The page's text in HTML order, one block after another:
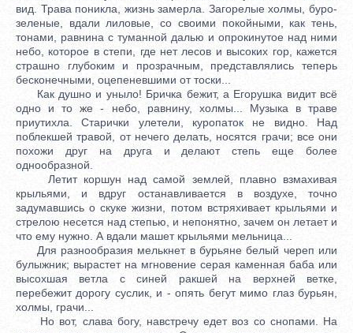
вид. Трава поникла, жизнь замерла. Загорелые холмы, буро-
зеленые, вдали лиловые, со своими покойными, как тень,
тонами, равнина с туманной далью и опрокинутое над ними
небо, которое в степи, где нет лесов и высоких гор, кажется
страшно глубоким и прозрачным, представлялись теперь
бесконечными, оцепеневшими от тоски...
Как душно и уныло! Бричка бежит, а Егорушка видит всё
одно и то же - небо, равнину, холмы... Музыка в траве
приутихла. Старички улетели, куропаток не видно. Над
поблекшей травой, от нечего делать, носятся грачи; все они
похожи друг на друга и делают степь еще более
однообразной.
Летит коршун над самой землей, плавно взмахивая
крыльями, и вдруг останавливается в воздухе, точно
задумавшись о скуке жизни, потом встряхивает крыльями и
стрелою несется над степью, и непонятно, зачем он летает и
что ему нужно. А вдали машет крыльями мельница...
Для разнообразия мелькнет в бурьяне белый череп или
булыжник; вырастет на мгновение серая каменная баба или
высохшая ветла с синей ракшей на верхней ветке,
перебежит дорогу суслик, и - опять бегут мимо глаз бурьян,
холмы, грачи...
Но вот, слава богу, навстречу едет воз со снопами. На